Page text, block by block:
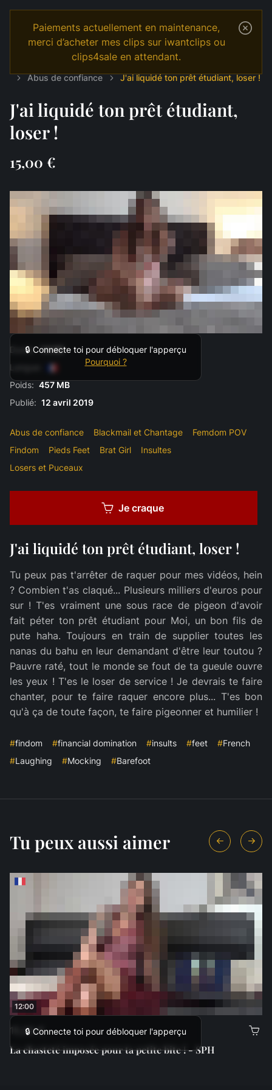
Paiements actuellement en maintenance,
merci d’acheter mes clips sur iwantclips ou
clips4sale en attendant.
Abus de confiance
J'ai liquidé ton prêt étudiant, loser !
J'ai liquidé ton prêt étudiant,
loser !
15,00 €
🔒 Connecte toi pour débloquer l'apperçu
Pourquoi ?
Durée: 14:00
Langue:
Poids: 457 MB
Publié: 12 avril 2019
Abus de confiance Blackmail et Chantage
Femdom POV
Findom
Pieds Feet Brat Girl
Insultes
Losers et Puceaux
Je craque
J'ai liquidé ton prêt étudiant, loser !
Tu peux pas t'arrêter de raquer pour mes vidéos, hein
? Combien t'as claqué... Plusieurs milliers d'euros pour
sur ! T'es vraiment une sous race de pigeon d'avoir
fait péter ton prêt étudiant pour Moi, un bon fils de
pute haha. Toujours en train de supplier toutes les
nanas du bahu en leur demandant d'être leur toutou ?
Pauvre raté, tout le monde se fout de ta gueule ouvre
les yeux ! T'es le loser de service ! Je devrais te faire
chanter, pour te faire raquer encore plus... T'es bon
#findom #financial domination #insults #feet #French
#Laughing #Mocking #Barefoot
Tu peux aussi aimer
12:00
🔒 Connecte toi pour débloquer l'apperçu
15,00 €
La chasteté imposée pour ta petite bite ! - SPH